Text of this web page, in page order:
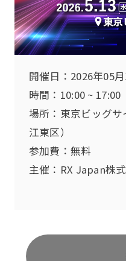
開催日：2026年05
時間：10:00 ~ 17:00
場所：東京ビッグ
江東区）
参加費：無料
主催：RX Japan株